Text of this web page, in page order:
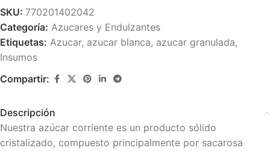
SKU: 770201402042
Categoría: Azucares y Endulzantes
Etiquetas: Azucar, azucar blanca, azucar granulada,
Insumos
Compartir:
Descripción
Nuestra azúcar corriente es un producto sólido
cristalizado, compuesto principalmente por sacarosa